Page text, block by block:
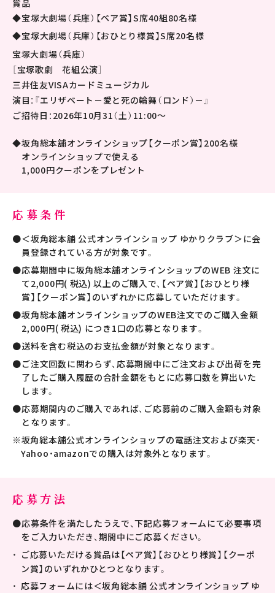
賞品
宝塚大劇場（兵庫）【ペア賞】S席40組80名様
宝塚大劇場（兵庫）【おひとり様賞】S席20名様
宝塚大劇場（兵庫）
［宝塚歌劇 花組公演］
三井住友VISAカードミュージカル
演目：『エリザベート－愛と死の輪舞（ロンド）－』
ご招待日：2026年10月31（土）11:00～
坂角総本舖オンラインショップ【クーポン賞】200名様
オンラインショップで使える
1,000円クーポンをプレゼント
応募条件
＜坂角総本舖 公式オンラインショップ ゆかりクラブ＞に会
員登録されている方が対象です。
応募期間中に坂角総本舖オンラインショップのWEB 注文に
て2,000円( 税込) 以上のご購入で、【ペア賞】【おひとり様
賞】【クーポン賞】のいずれかに応募していただけます。
坂角総本舖オンラインショップのWEB注文でのご購入金額
2,000円( 税込) につき1口の応募となります。
送料を含む税込のお支払金額が対象となります。
ご注文回数に関わらず、応募期間中にご注文および出荷を完
了したご購入履歴の合計金額をもとに応募口数を算出いた
します。
応募期間内のご購入であれば、ご応募前のご購入金額も対象
となります。
※坂角総本舖公式オンラインショップの電話注文および楽天・
Yahoo・amazonでの購入は対象外となります。
応募方法
応募条件を満たしたうえで、下記応募フォームにて必要事項
をご入力いただき、期間中にご応募ください。
ご応募いただける賞品は【ペア賞】【おひとり様賞】【クーポ
ン賞】のいずれかひとつとなります。
応募フォームには＜坂角総本舖 公式オンラインショップ ゆ